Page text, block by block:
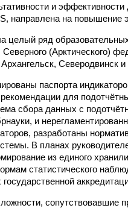
и
направлена на повышение
целый ряд
Северного (Арктического)
Северодвинск
паспорта
для
сбора данных с
и
разработаны
В планах
из единого
статистического
сопутствовавшие